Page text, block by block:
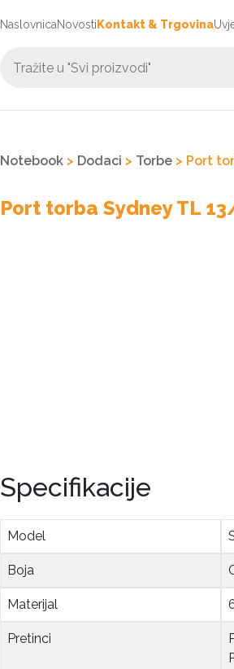
NaslovnicaNovosti Kontakt & Trgovina
Notebook> Dodaci > Torbe> Port
Port torba Sydney TL
Specifikacije
Model
Boja
Materijal
Pretinci